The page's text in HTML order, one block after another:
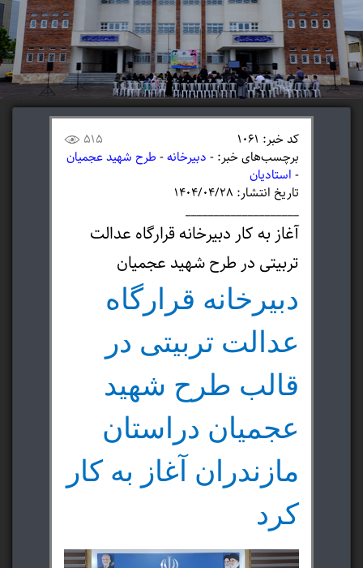
515
کد خبر: 1061
برچسب‌های خبر: -دبیرخانه-طرح شهید عجمیان
-استادیان
تاریخ انتشار: ۱۴۰۴/۰۴/۲۸
____________________
آغاز به کار دبیرخانه قرارگاه عدالت
تربیتی در طرح شهید عجمیان
دبیرخانه قرارگاه
عدالت تربیتی در
قالب طرح شهید
عجمیان دراستان
مازندران آغاز به کار
کرد